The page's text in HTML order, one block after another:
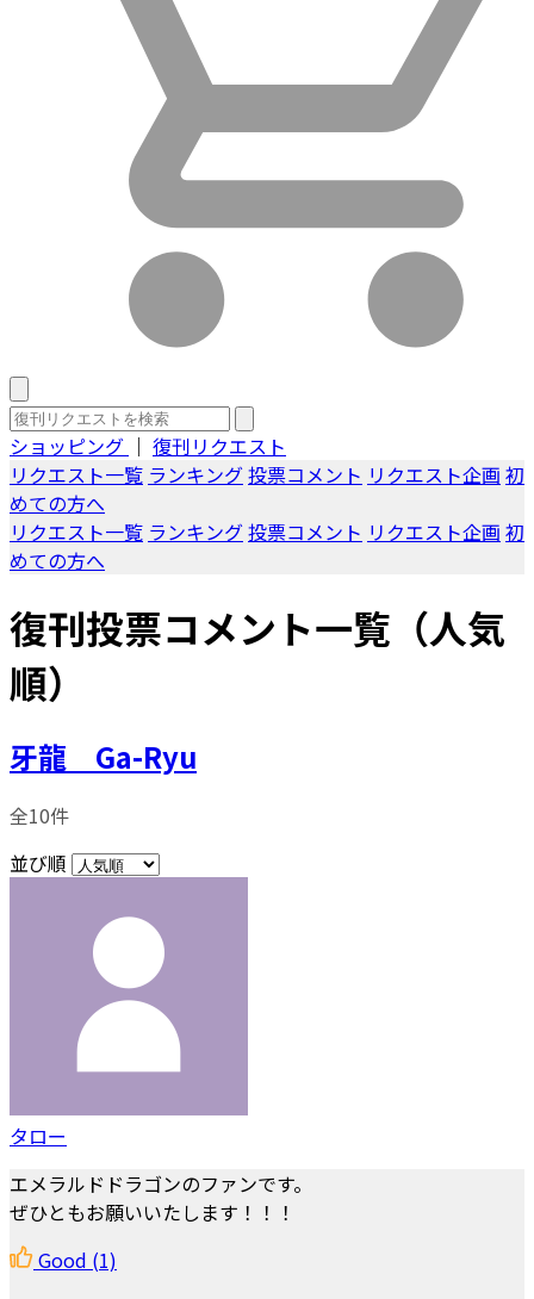
ショッピング ｜ 復刊リクエスト
リクエスト一覧 ランキング投票コメント リクエスト企画 初
めての方へ
リクエスト一覧 ランキング投票コメント リクエスト企画 初
めての方へ
復刊投票コメント一覧（人気
順）
牙龍 Ga-Ryu
全10件
並び順
タロー
エメラルドドラゴンのファンです。
ぜひともお願いいたします！！！
Good (1)